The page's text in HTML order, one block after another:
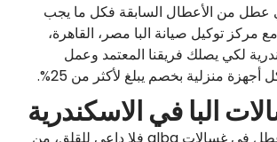
عطل من الأعطال السابقة فكل ما يجب
مركز توكيل صيانة البا مصر، القاهرة،
لكي يصلك فريقنا المعتمد وعمل
أجهزة منزلية بخصم يبلغ لأكثر من 25%.
البا في الاسكندرية
في حالة حدوث عطل في غسالات alba فلا داعي للقلق، من